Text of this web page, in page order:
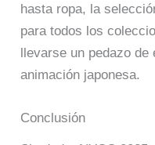
hasta ropa, la
para todos los
llevarse un pedazo
animación japonesa.
Conclusión